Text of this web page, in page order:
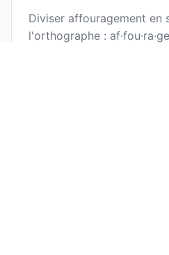
Diviser affouragement en
l'orthographe :